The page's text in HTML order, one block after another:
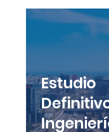
Estudio